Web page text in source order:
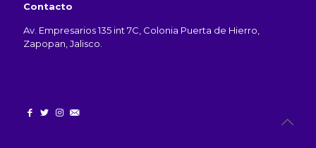
Contacto
Av. Empresarios 135 int 7C, Colonia Puerta de Hierro,
Zapopan, Jalisco.